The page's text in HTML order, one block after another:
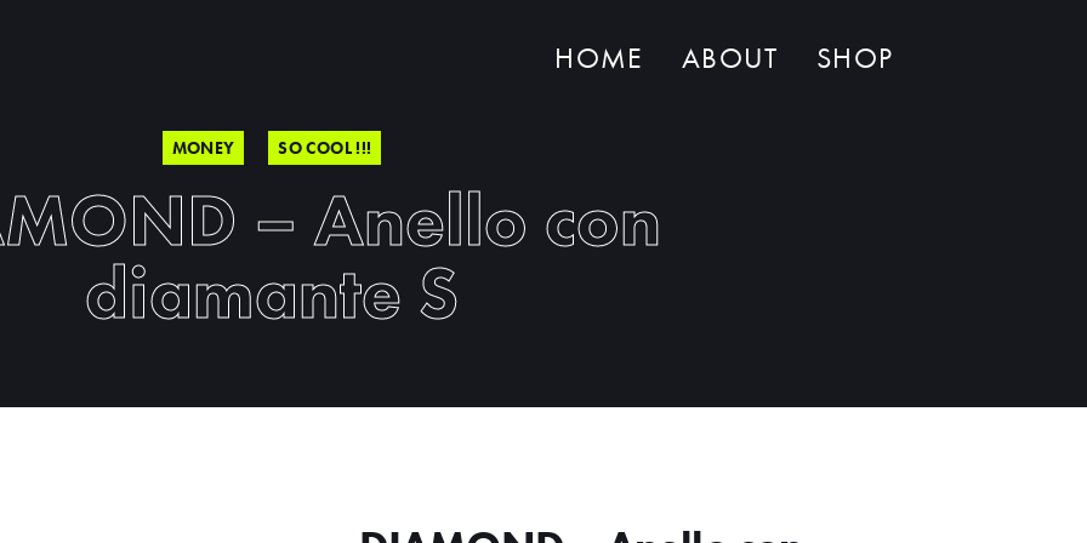
HOME ABOUT SHOP
MONEY SO COOL !!!
– Anello con
diamante S